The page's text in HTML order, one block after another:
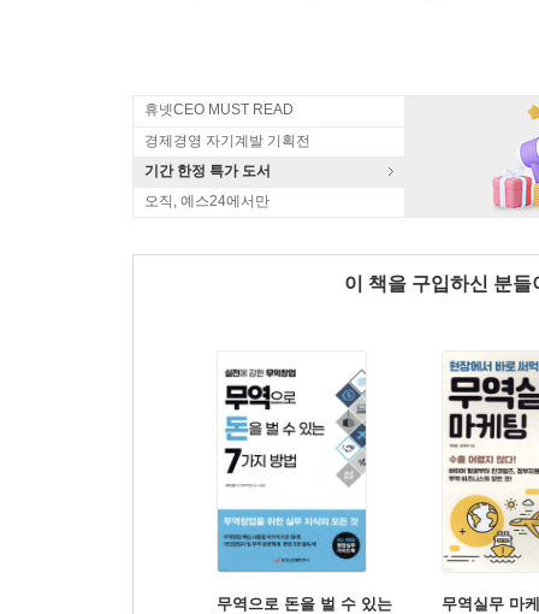
휴넷CEO MUST READ
경제경영 자기계발 기획전
기간 한정 특가 도서
오직, 예스24에서만
이 책을 구입하신 분
무역으로 돈을 벌 수 있는
무역실무 마